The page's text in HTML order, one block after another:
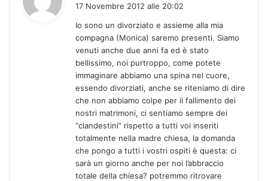
e
t
t
17 Novembre 2012 alle 20:02
Io sono un divorziato e assieme alla mia
compagna (Monica) saremo presenti. Siamo
venuti anche due anni fa ed è stato
bellissimo, noi purtroppo, come potete
immaginare abbiamo una spina nel cuore,
essendo divorziati, anche se riteniamo di dire
che non abbiamo colpe per il fallimento dei
nostri matrimoni, ci sentiamo sempre dei
“clandestini” rispetto a tutti voi inseriti
totalmente nella madre chiesa, la domanda
che pongo a tutti i vostri ospiti è questa: ci
sarà un giorno anche per noi l’abbraccio
totale della chiesa? potremmo ritrovare